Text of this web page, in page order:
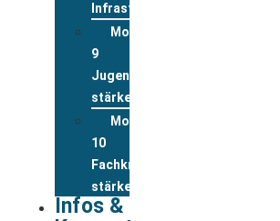
Infrastrukturen
Modul
9
Jugend
stärken
Modul
10
Fachkräfte
stärken
Infos &